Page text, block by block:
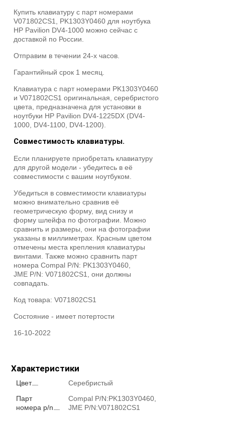
Купить клавиатуру с парт номерами
V071802CS1, PK1303Y0460 для ноутбука
HP Pavilion DV4-1000 можно сейчас с
доставкой по России.
Отправим в течении 24-х часов.
Гарантийный срок 1 месяц.
Клавиатура с парт номерами PK1303Y0460
и V071802CS1 оригинальная, серебристого
цвета, предназначена для установки в
ноутбуки HP Pavilion DV4-1225DX (DV4-
1000, DV4-1100, DV4-1200).
Совместимость клавиатуры.
Если планируете приобретать клавиатуру
для другой модели - убедитесь в её
совместимости с вашим ноутбуком.
Убедиться в совместимости клавиатуры
можно внимательно сравнив её
геометрическую форму, вид снизу и
форму шлейфа по фотографии. Можно
сравнить и размеры, они на фотографии
указаны в миллиметрах. Красным цветом
отмечены места крепления клавиатуры
винтами. Также можно сравнить парт
номера Compal P/N: PK1303Y0460,
JME P/N: V071802CS1, они должны
совпадать.
Код товара: V071802CS1
Состояние - имеет потертости
16-10-2022
Характеристики
Цвет
Серебристый
Парт
номера p/n
Compal P/N:PK1303Y0460,
JME P/N:V071802CS1